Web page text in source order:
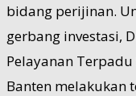
bidang perijinan.
gerbang investasi,
Pelayanan Terpadu
Banten melakukan